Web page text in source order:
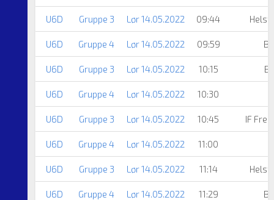
U6D Gruppe 3 Lør 14.05.2022 09:44
U6D Gruppe 4 Lør 14.05.2022 09:59
U6D Gruppe 3 Lør 14.05.2022 10:15
U6D Gruppe 4 Lør 14.05.2022 10:30
U6D Gruppe 3 Lør 14.05.2022 10:45 IF
U6D Gruppe 4 Lør 14.05.2022 11:00
U6D Gruppe 3 Lør 14.05.2022 11:14
U6D Gruppe 4 Lør 14.05.2022 11:29